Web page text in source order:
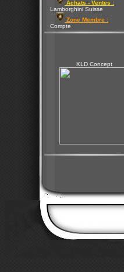
Achats - Ventes :
Lamborghini Suisse
Zone Membre :
Compte
KLD Concept